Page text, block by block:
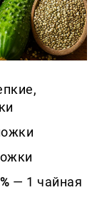
— 1 чайная